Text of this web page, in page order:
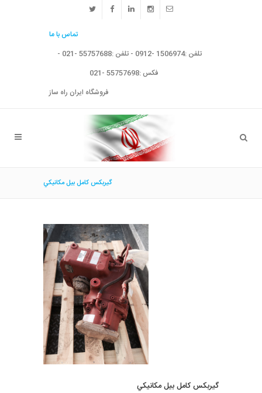
تماس با ما
تلفن :1506974 -0912 - تلفن :55757688 -021 -
فکس :55757698 -021
فروشگاه ایران راه ساز
گيربكس كامل بيل مكانيكي
گيربكس كامل بيل مكانيكي